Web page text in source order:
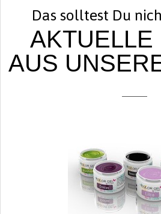
Das solltest Du
AKTUELLE
AUS